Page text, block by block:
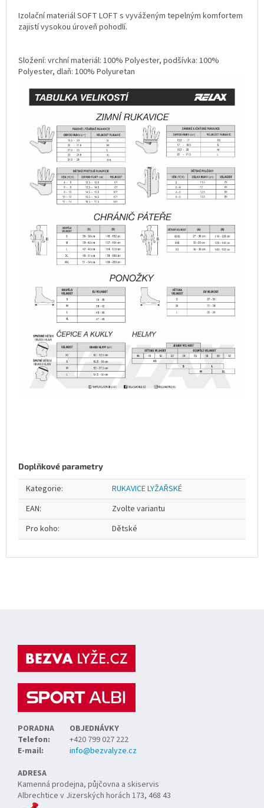
Izolační materiál SOFT LOFT s vyváženým tepelným komfortem
zajistí vysokou úroveň pohodlí.
Složení: vrchní materiál: 100% Polyester, podšívka: 100%
Polyester, dlaň: 100% Polyuretan
Doplňkové parametry
Kategorie:
RUKAVICE LYŽAŘSKÉ
EAN:
Zvolte variantu
Pro koho: Dětské
PORADNA
OBJEDNÁVKY
Telefon:
+420 799 027 222
E-mail:
info@bezvalyze.cz
ADRESA
Kamenná prodejna, půjčovna a skiservis
Albrechtice v Jizerských horách 173, 468 43